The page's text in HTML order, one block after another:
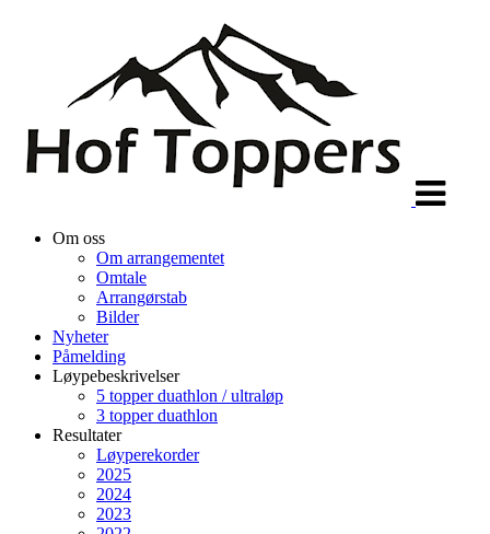
Om oss
Om arrangementet
Omtale
Arrangørstab
Bilder
Nyheter
Påmelding
Løypebeskrivelser
5 topper duathlon / ultraløp
3 topper duathlon
Resultater
Løyperekorder
2025
2024
2023